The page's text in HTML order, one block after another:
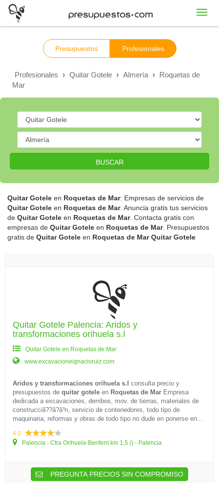
Presupuestos Profesionales
Profesionales › Quitar Gotele › Almería › Roquetas de
Mar
BUSCAR
Quitar Gotele en Roquetas de Mar: Empresas de servicios de
Quitar Gotele en Roquetas de Mar. Anuncia gratis tus servicios
de Quitar Gotele en Roquetas de Mar. Contacta gratis con
empresas de Quitar Gotele en Roquetas de Mar. Presupuestos
gratis de Quitar Gotele en Roquetas de Mar Quitar Gotele
Quitar Gotele Palencia: Aridos y
transformaciones orihuela s.l
Quitar Gotele en Roquetas de Mar
www.excavacioneignacioruiz.com
Aridos y transformaciones orihuela s.l consulta precio y
presupuestos de quitar gotele en Roquetas de Mar Empresa
dedicada a excavaciones, derribos, mov. de tierras, materiales de
construcciã??ã?â³n, servicio de contenedores, todo tipo de
maquinaria, reformas y obras de todo tipo.no dude en ponerse en...
4.0
Palencia - Ctra Orihuela-Benferri km 1,5 () - Palencia
PREGUNTA PRECIOS SIN COMPROMISO